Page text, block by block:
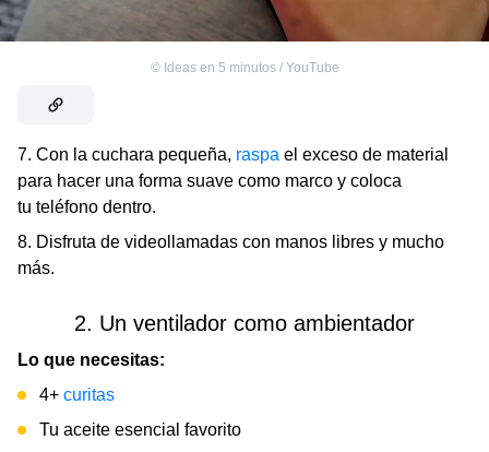
© Ideas en 5 minutos / YouTube
7. Con la cuchara pequeña, raspa el exceso de material
para hacer una forma suave como marco y coloca
tu teléfono dentro.
8. Disfruta de videollamadas con manos libres y mucho
más.
2. Un ventilador como ambientador
Lo que necesitas:
4+ curitas
Tu aceite esencial favorito